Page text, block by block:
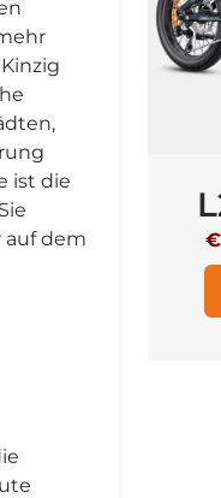
ist die
auf dem